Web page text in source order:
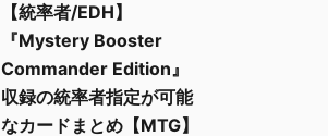
【統率者/EDH】
『Mystery Booster
Commander Edition』
収録の統率者指定が可能
なカードまとめ【MTG】